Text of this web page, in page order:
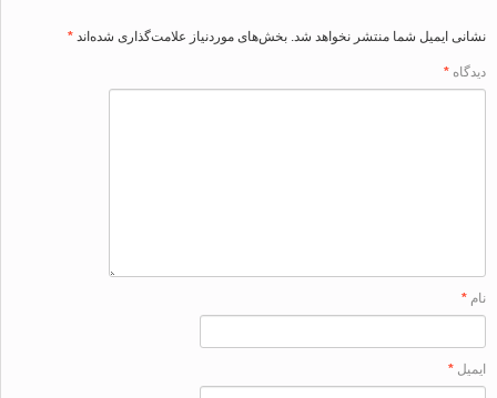
ایمیل شما منتشر نخواهد شد. بخش‌های موردنیاز علامت‌گذاری شده‌اند*
*
*